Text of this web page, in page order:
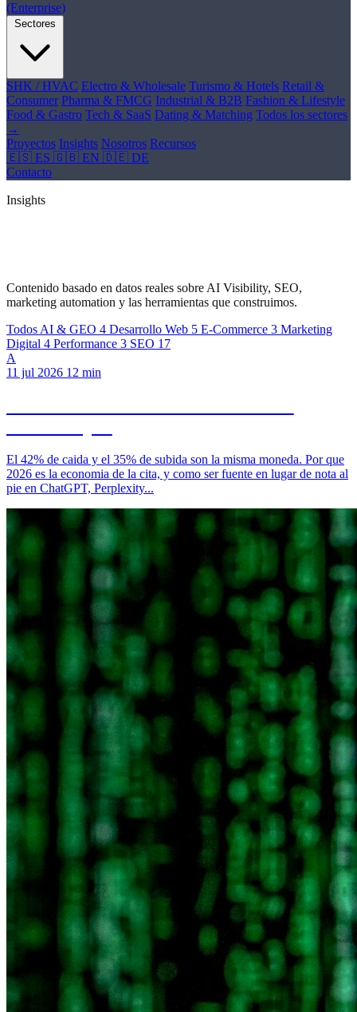
(Enterprise)
Sectores
SHK / HVAC Electro & Wholesale Turismo & Hotels Retail &
Consumer Pharma & FMCG Industrial & B2B Fashion & Lifestyle
Food & Gastro Tech & SaaS Dating & Matching Todos los sectores
→
Proyectos Insights Nosotros Recursos
🇪🇸 ES 🇬🇧 EN 🇩🇪 DE
Contacto
Insights
Contenido basado en datos reales sobre AI Visibility, SEO,
marketing automation y las herramientas que construimos.
Todos AI & GEO 4 Desarrollo Web 5 E-Commerce 3 Marketing
Digital 4 Performance 3 SEO 17
A
11 jul 2026 12 min
El 42% de caida y el 35% de subida son la misma moneda. Por que
2026 es la economia de la cita, y como ser fuente en lugar de nota al
pie en ChatGPT, Perplexity...